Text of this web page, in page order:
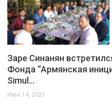
Заре Синанян
Фонда “Армянская
Simul…
Июн 14, 2021